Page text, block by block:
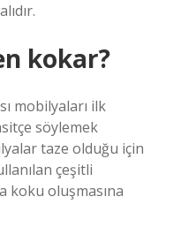
kokar?
mobilyaları ilk
söylemek
taze olduğu için
çeşitli
koku oluşmasına